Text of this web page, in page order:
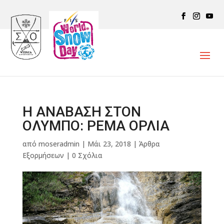
Η ΑΝΑΒΑΣΗ ΣΤΟΝ
ΟΛΥΜΠΟ: ΡΕΜΑ ΟΡΛΙΑ
από moseradmin | Μάι 23, 2018 | Άρθρα
Εξορμήσεων | 0 Σχόλια